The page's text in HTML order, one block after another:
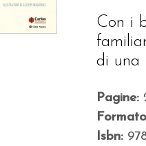
Con i
di una
Pagine:
Isbn: